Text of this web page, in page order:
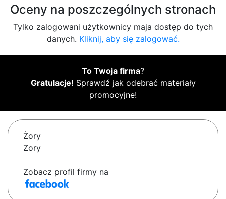
Oceny na poszczególnych stronach
Tylko zalogowani użytkownicy maja dostęp do tych
danych. Kliknij, aby się zalogować.
To Twoja firma?
Gratulacje! Sprawdź jak odebrać materiały
promocyjne!
Żory
Zory
Zobacz profil firmy na